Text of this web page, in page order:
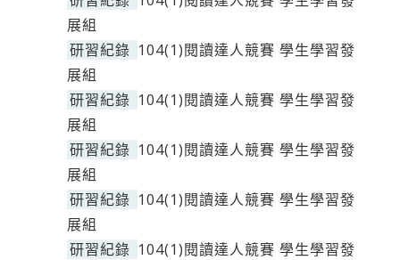
展組
研習紀錄 104(1)閱讀達人競賽 學生學習發
展組
研習紀錄 104(1)閱讀達人競賽 學生學習發
展組
研習紀錄 104(1)閱讀達人競賽 學生學習發
展組
研習紀錄 104(1)閱讀達人競賽 學生學習發
展組
研習紀錄 104(1)閱讀達人競賽 學生學習發